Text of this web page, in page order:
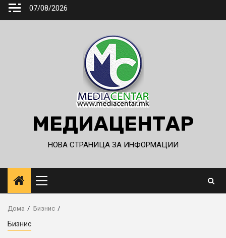
Skip
07/08/2026
МЕДИАЦЕНТАР
НОВА СТРАНИЦА ЗА ИНФОРМАЦИИ
Primary
Menu
Дома Бизнис
Бизнис